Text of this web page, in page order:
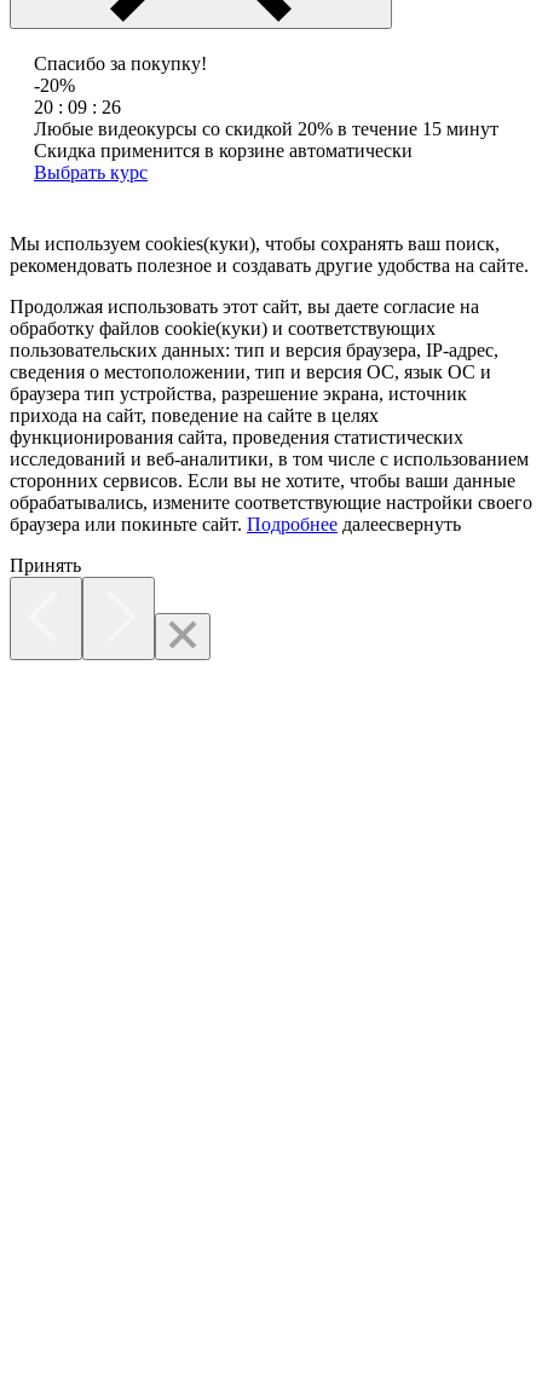
Спасибо за покупку!
-20%
20 : 09 : 26
Любые видеокурсы со скидкой 20% в течение 15 минут
Скидка применится в корзине автоматически
Выбрать курс
Мы используем cookies(куки), чтобы сохранять ваш поиск,
рекомендовать полезное и создавать другие удобства на сайте.
Продолжая использовать этот сайт, вы даете согласие на
обработку файлов cookie(куки) и соответствующих
пользовательских данных: тип и версия браузера, IP-адрес,
сведения о местоположении, тип и версия ОС, язык ОС и
браузера тип устройства, разрешение экрана, источник
прихода на сайт, поведение на сайте в целях
функционирования сайта, проведения статистических
исследований и веб-аналитики, в том числе с использованием
сторонних сервисов. Если вы не хотите, чтобы ваши данные
обрабатывались, измените соответствующие настройки своего
браузера или покиньте сайт. Подробнее далеесвернуть
Принять